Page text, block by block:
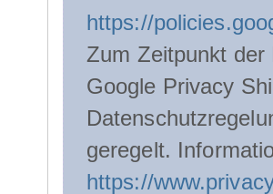
https://
Zum Zeitpunkt der
Google Privacy
geregelt.
https://